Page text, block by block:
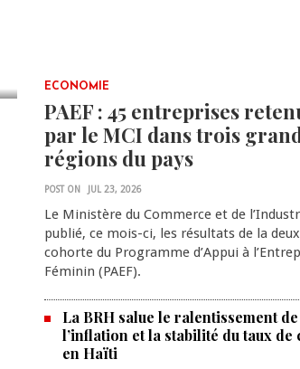
ECONOMIE
PAEF : 45 entreprises
par le MCI dans trois
régions du pays
POST ON JUL 23, 2026
Le Ministère du Commerce et de
publié, ce mois-ci, les résultats de la
cohorte du Programme d’Appui à
Féminin (PAEF).
La BRH salue le ralentissement de
l’inflation et la stabilité du taux de
en Haïti